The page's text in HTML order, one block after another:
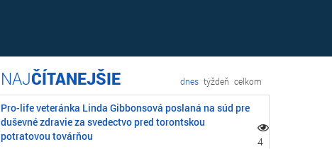
ČÍTANEJŠIE dnes týždeň celkom
Pro-life veteránka Linda Gibbonsová poslaná na súd pre
duševné zdravie za svedectvo pred torontskou
potratovou továrňou
4